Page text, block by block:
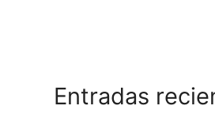
Entradas